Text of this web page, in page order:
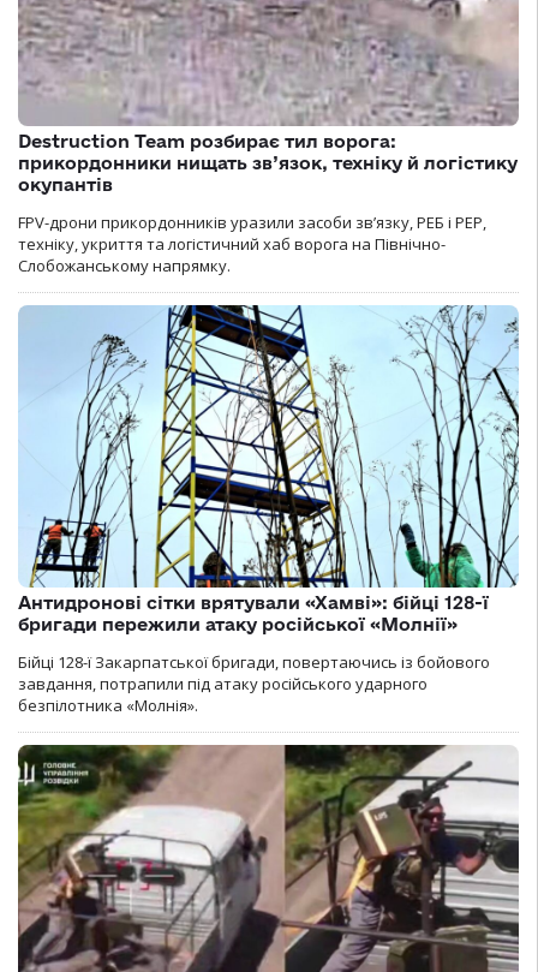
Destruction Team розбирає тил ворога:
прикордонники нищать зв’язок, техніку й логістику
окупантів
FPV-дрони прикордонників уразили засоби зв’язку, РЕБ і РЕР,
техніку, укриття та логістичний хаб ворога на Північно-
Слобожанському напрямку.
Антидронові сітки врятували «Хамві»: бійці 128-ї
бригади пережили атаку російської «Молнії»
Бійці 128-ї Закарпатської бригади, повертаючись із бойового
завдання, потрапили під атаку російського ударного
безпілотника «Молнія».